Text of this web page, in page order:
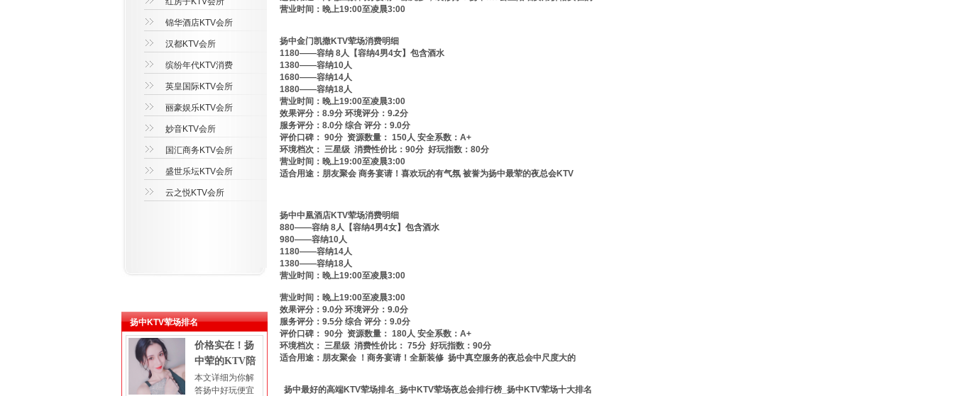
锦华酒店KTV会所
汉都KTV会所
缤纷年代KTV消费
英皇国际KTV会所
丽豪娱乐KTV会所
妙音KTV会所
国汇商务KTV会所
盛世乐坛KTV会所
云之悦KTV会所
营业时间：晚上19:00至凌晨3:00
扬中金门凯撒KTV荤场消费明细
1180——容纳 8人【容纳4男4女】包含酒水
1380——容纳10人
1680——容纳14人
1880——容纳18人
营业时间：晚上19:00至凌晨3:00
效果评分：8.9分 环境评分：9.2分
服务评分：8.0分 综合 评分：9.0分
评价口碑： 90分 资源数量： 150人 安全系数：A+
环境档次： 三星级 消费性价比：90分 好玩指数：80分
营业时间：晚上19:00至凌晨3:00
适合用途：朋友聚会 商务宴请！喜欢玩的有气氛 被誉为扬中最荤的夜总会KTV
扬中中凰酒店KTV荤场消费明细
880——容纳 8人【容纳4男4女】包含酒水
980——容纳10人
1180——容纳14人
1380——容纳18人
营业时间：晚上19:00至凌晨3:00
营业时间：晚上19:00至凌晨3:00
效果评分：9.0分 环境评分：9.0分
服务评分：9.5分 综合 评分：9.0分
评价口碑： 90分 资源数量： 180人 安全系数：A+
环境档次： 三星级 消费性价比： 75分 好玩指数：90分
适合用途：朋友聚会 ！商务宴请！全新装修 扬中真空服务的夜总会中尺度大的
扬中最好的高端KTV荤场排名_扬中KTV荤场夜总会排行榜_扬中KTV荤场十大排名
扬中KTV荤场排名
价格实在！扬
中荤的KTV陪
本文详细为你解
答扬中好玩便宜